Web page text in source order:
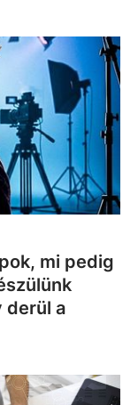
mi pedig
derül a